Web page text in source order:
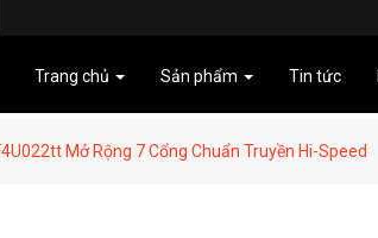
Trang chủ Sản phẩm Tin tức
Mở Rộng 7 Cổng Chuẩn Truyền Hi-Speed